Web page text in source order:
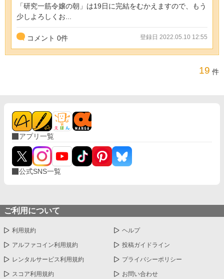
「研究一筋令嬢の朝」は19日に完結をむかえますので、もう
少しよろしくお...
コメント 0件 登録日 2022.05.10 12:55
19 件
アプリ一覧
公式SNS一覧
ご利用について
利用規約 ヘルプ
アルファコイン利用規約 投稿ガイドライン
レンタルサービス利用規約 プライバシーポリシー
スコア利用規約 お問い合わせ